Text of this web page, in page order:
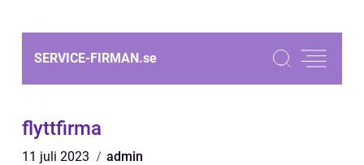
SERVICE-FIRMAN.se
flyttfirma
11 juli 2023 admin